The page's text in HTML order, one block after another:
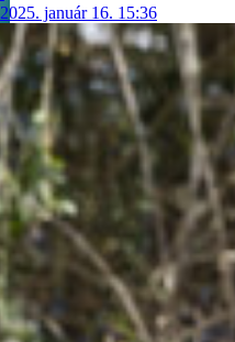
2025. január 16. 15:36